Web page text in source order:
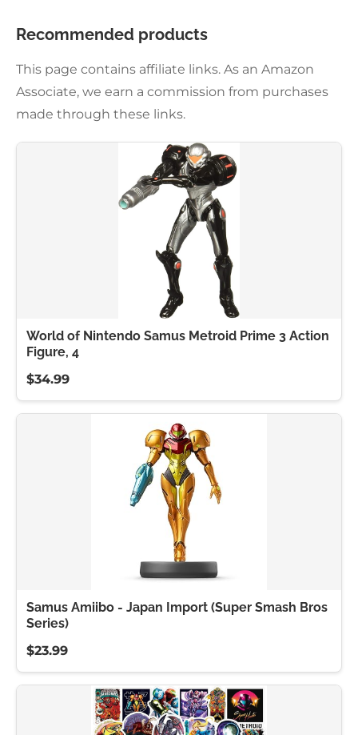
Recommended products
This page contains affiliate links. As an Amazon
Associate, we earn a commission from purchases
made through these links.
World of Nintendo Samus Metroid Prime 3 Action
Figure, 4
$34.99
Samus Amiibo - Japan Import (Super Smash Bros
Series)
$23.99